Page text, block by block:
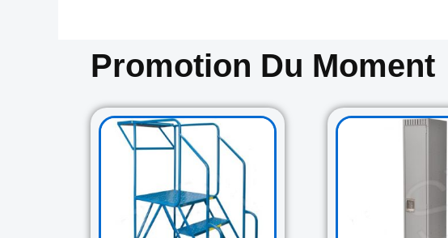
Promotion Du Moment
Original
price
was:
729.00$.
Current
is: